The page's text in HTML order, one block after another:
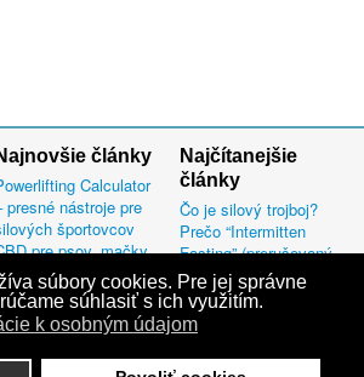
súbory cookies. Pre jej správne
súhlasiť s ich využitím.
k osobným údajom
články
Calculator
presné nástroje pre
športovcov
pre psov, mačky
ďalšie domáce
vlastnosti
Nano CBD
používať CBD
Najčítanejšie
články
Čo je silový trojboj?
Prečo “Intermitten
Fasting” (prerušovaný
pôst) väčšinu ľudí
sklame.
Korte 3x3
Šňupanie amoniaku
Rumunský mŕtvy ťah